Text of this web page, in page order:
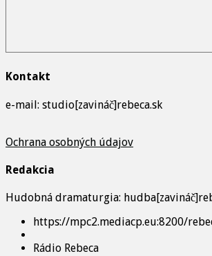
Kontakt
e-mail: studio[zavináč]rebeca.sk
Ochrana osobných údajov
Redakcia
Hudobná dramaturgia:
https://mpc2.mediacp.eu:8200/
Rádio Rebeca